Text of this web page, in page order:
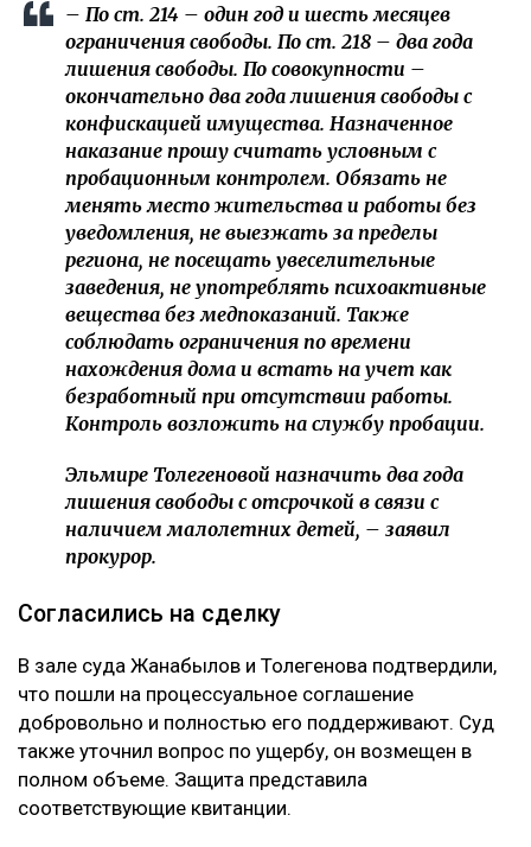
– По ст. 214 – один год и шесть месяцев
ограничения свободы. По ст. 218 – два года
лишения свободы. По совокупности –
окончательно два года лишения свободы с
конфискацией имущества. Назначенное
наказание прошу считать условным с
пробационным контролем. Обязать не
менять место жительства и работы без
уведомления, не выезжать за пределы
региона, не посещать увеселительные
заведения, не употреблять психоактивные
вещества без медпоказаний. Также
соблюдать ограничения по времени
нахождения дома и встать на учет как
безработный при отсутствии работы.
Контроль возложить на службу пробации.
Эльмире Толегеновой назначить два года
лишения свободы с отсрочкой в связи с
наличием малолетних детей, – заявил
прокурор.
Согласились на сделку
В зале суда Жанабылов и Толегенова подтвердили,
что пошли на процессуальное соглашение
добровольно и полностью его поддерживают. Суд
также уточнил вопрос по ущербу, он возмещен в
полном объеме. Защита представила
соответствующие квитанции.